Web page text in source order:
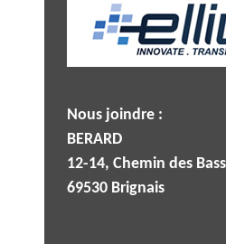
Nous joindre :
BERARD
12-14, Chemin des
69530 Brignais